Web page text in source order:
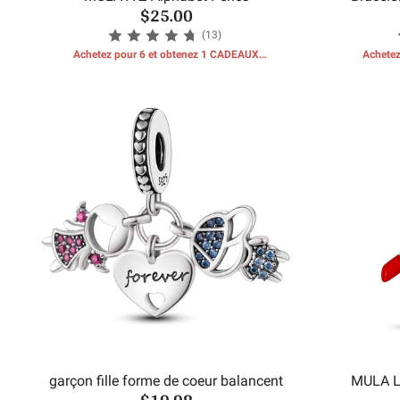
$25.00
(13)
Achetez pour 6 et obtenez 1 CADEAUX
garçon fille forme de coeur balancent MULA